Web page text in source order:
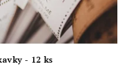
- 12 ks